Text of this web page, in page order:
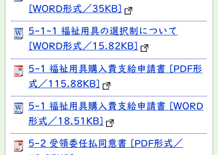
[WORD形式／35KB]
5-1-1 福祉用具の選択制について
[WORD形式／15.82KB]
5-1 福祉用具購入費支給申請書 [PDF形
式／115.88KB]
5-1 福祉用具購入費支給申請書 [WORD
形式／18.51KB]
5-2 受領委任払同意書 [PDF形式／